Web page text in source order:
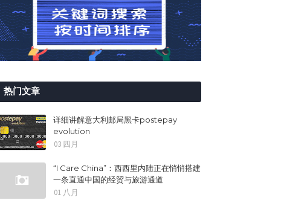
热门文章
详细讲解意大利邮局黑卡postepay
evolution
03 四月
“I Care China”：西西里内陆正在悄悄搭建
一条直通中国的经贸与旅游通道
01 八月